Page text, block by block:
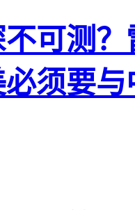
可测
须要